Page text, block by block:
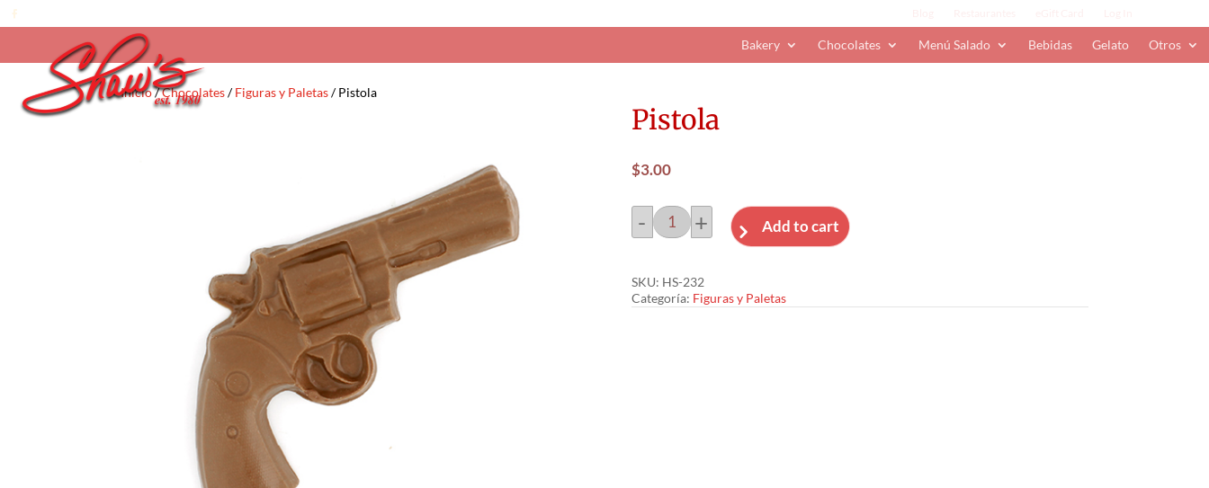
Bakery Chocolates Menú Salado Bebidas Gelato Otros
Inicio/Chocolates/Figuras y Paletas/ Pistola
Pistola
$3.00
Pistola
- + Add to cart
SKU: HS-232
Categoría: Figuras y Paletas